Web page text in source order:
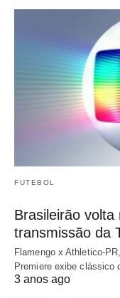
FUTEBOL
Brasileirão
transmissão da
Flamengo x Athletico-
Premiere exibe clássico
3 anos ago